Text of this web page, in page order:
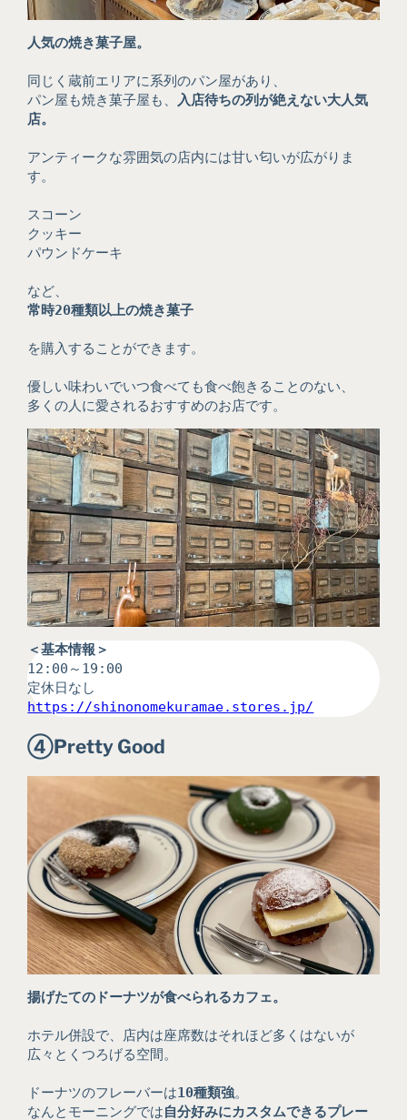
人気の焼き菓子屋。
同じく蔵前エリアに系列のパン屋があり、
パン屋も焼き菓子屋も、
入店待ちの列が絶えない大人気
店。
アンティークな雰囲気の店内には甘い匂いが広がりま
す。
スコーン
クッキー
パウンドケーキ
など、
常時20種類以上の焼き菓子
を購入することができます。
優しい味わいでいつ食べても食べ飽きることのない、
多くの人に愛されるおすすめのお店です。
＜基本情報＞
12:00～19:00
定休日なし
https://shinonomekuramae.stores.jp/
④Pretty Good
揚げたてのドーナツが食べられるカフェ。
ホテル併設で、店内は座席数はそれほど多くはないが
広々とくつろげる空間。
ドーナツのフレーバーは10種類強。
なんとモーニングでは自分好みにカスタムできるプレー